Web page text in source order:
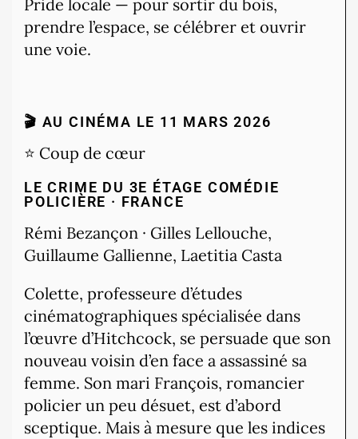
Pride locale — pour sortir du bois,
prendre l’espace, se célébrer et ouvrir
une voie.
🎬 AU CINÉMA LE 11 MARS 2026
⭐ Coup de cœur
LE CRIME DU 3E ÉTAGE COMÉDIE
POLICIÈRE · FRANCE
Rémi Bezançon · Gilles Lellouche,
Guillaume Gallienne, Laetitia Casta
Colette, professeure d’études
cinématographiques spécialisée dans
l’œuvre d’Hitchcock, se persuade que son
nouveau voisin d’en face a assassiné sa
femme. Son mari François, romancier
policier un peu désuet, est d’abord
sceptique. Mais à mesure que les indices